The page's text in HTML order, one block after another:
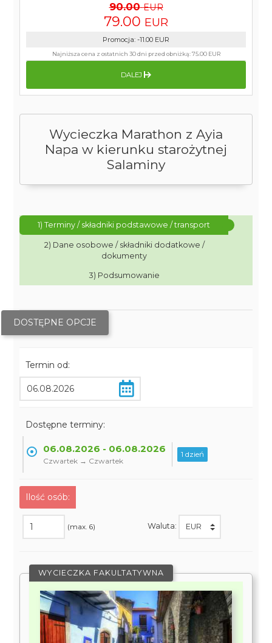
Wycieczka Marathon z Ayia
Napa w kierunku starożytnej
Salaminy
1) Terminy / składniki podstawowe / transport
2) Dane osobowe / składniki dodatkowe /
dokumenty
3) Podsumowanie
DOSTĘPNE OPCJE
Termin od:
Dostępne terminy:
06.08.2026 - 06.08.2026
Czwartek → Czwartek
1 dzień
Ilość osób:
(max. 6) Waluta:
WYCIECZKA FAKULTATYWNA
90.00 EUR
79.00 EUR
Promocja: -11.00 EUR
Najniższa cena z ostatnich 30 dni przed obniżką:75.00 EUR
DALEJ